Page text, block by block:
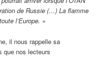
de Russie (…) La flamme
l’Europe. »
il nous rappelle sa
que nos lecteurs